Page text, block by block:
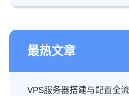
最热文章
VPS服务器搭建与配置全